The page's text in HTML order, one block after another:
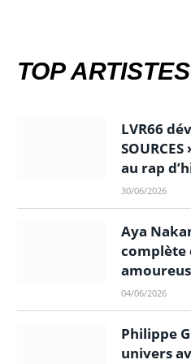
TOP
LVR66
au rap
30/06/2026
Aya
complète
04/06/2026
Philippe
univers